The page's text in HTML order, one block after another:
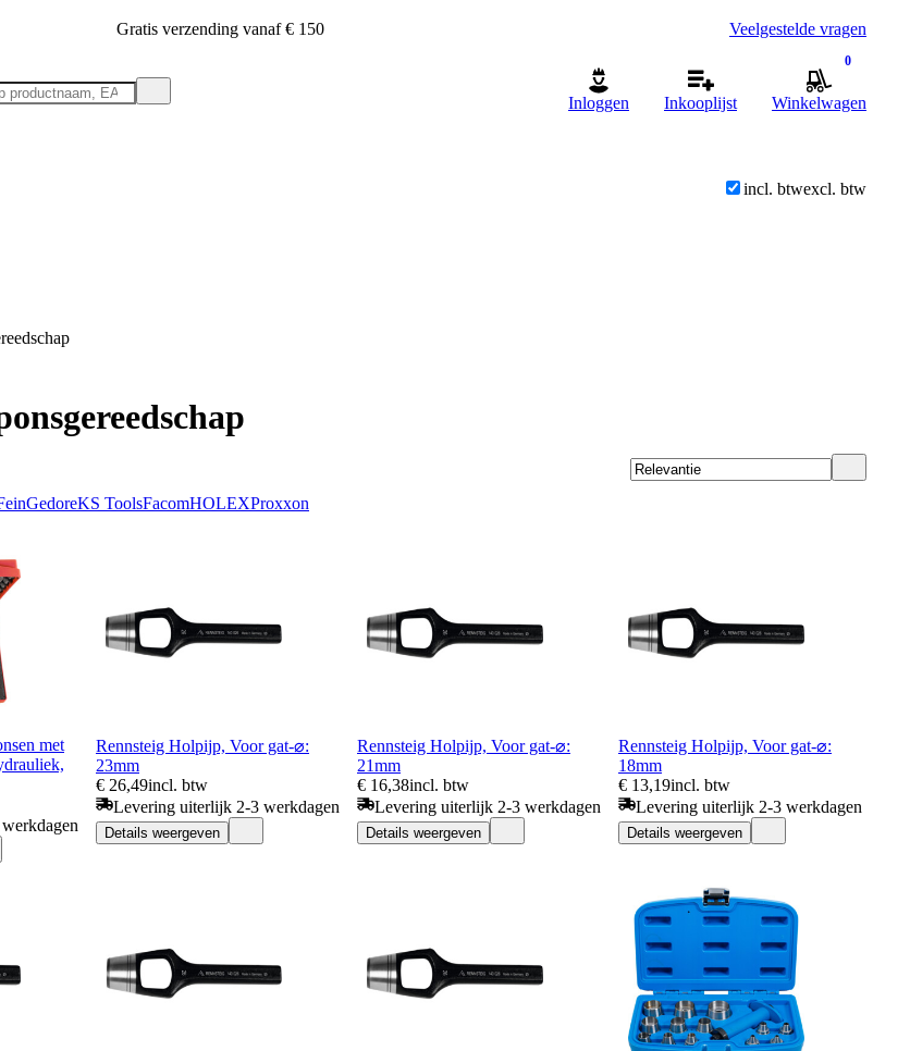
Gratis verzending vanaf € 150 Veelgestelde vragen
Inloggen Inkooplijst
0
Winkelwagen
incl. btwexcl. btw
GedoreKS ToolsFacomHOLEXProxxon
met
Rennsteig Holpijp, Voor gat-⌀:
23mm
€ 26,49incl. btw
Levering uiterlijk 2-3 werkdagen
Details weergeven
Rennsteig Holpijp, Voor gat-⌀:
21mm
€ 16,38incl. btw
Levering uiterlijk 2-3 werkdagen
Details weergeven
Rennsteig Holpijp, Voor gat-⌀:
18mm
€ 13,19incl. btw
Levering uiterlijk 2-3 werkdagen
Details weergeven